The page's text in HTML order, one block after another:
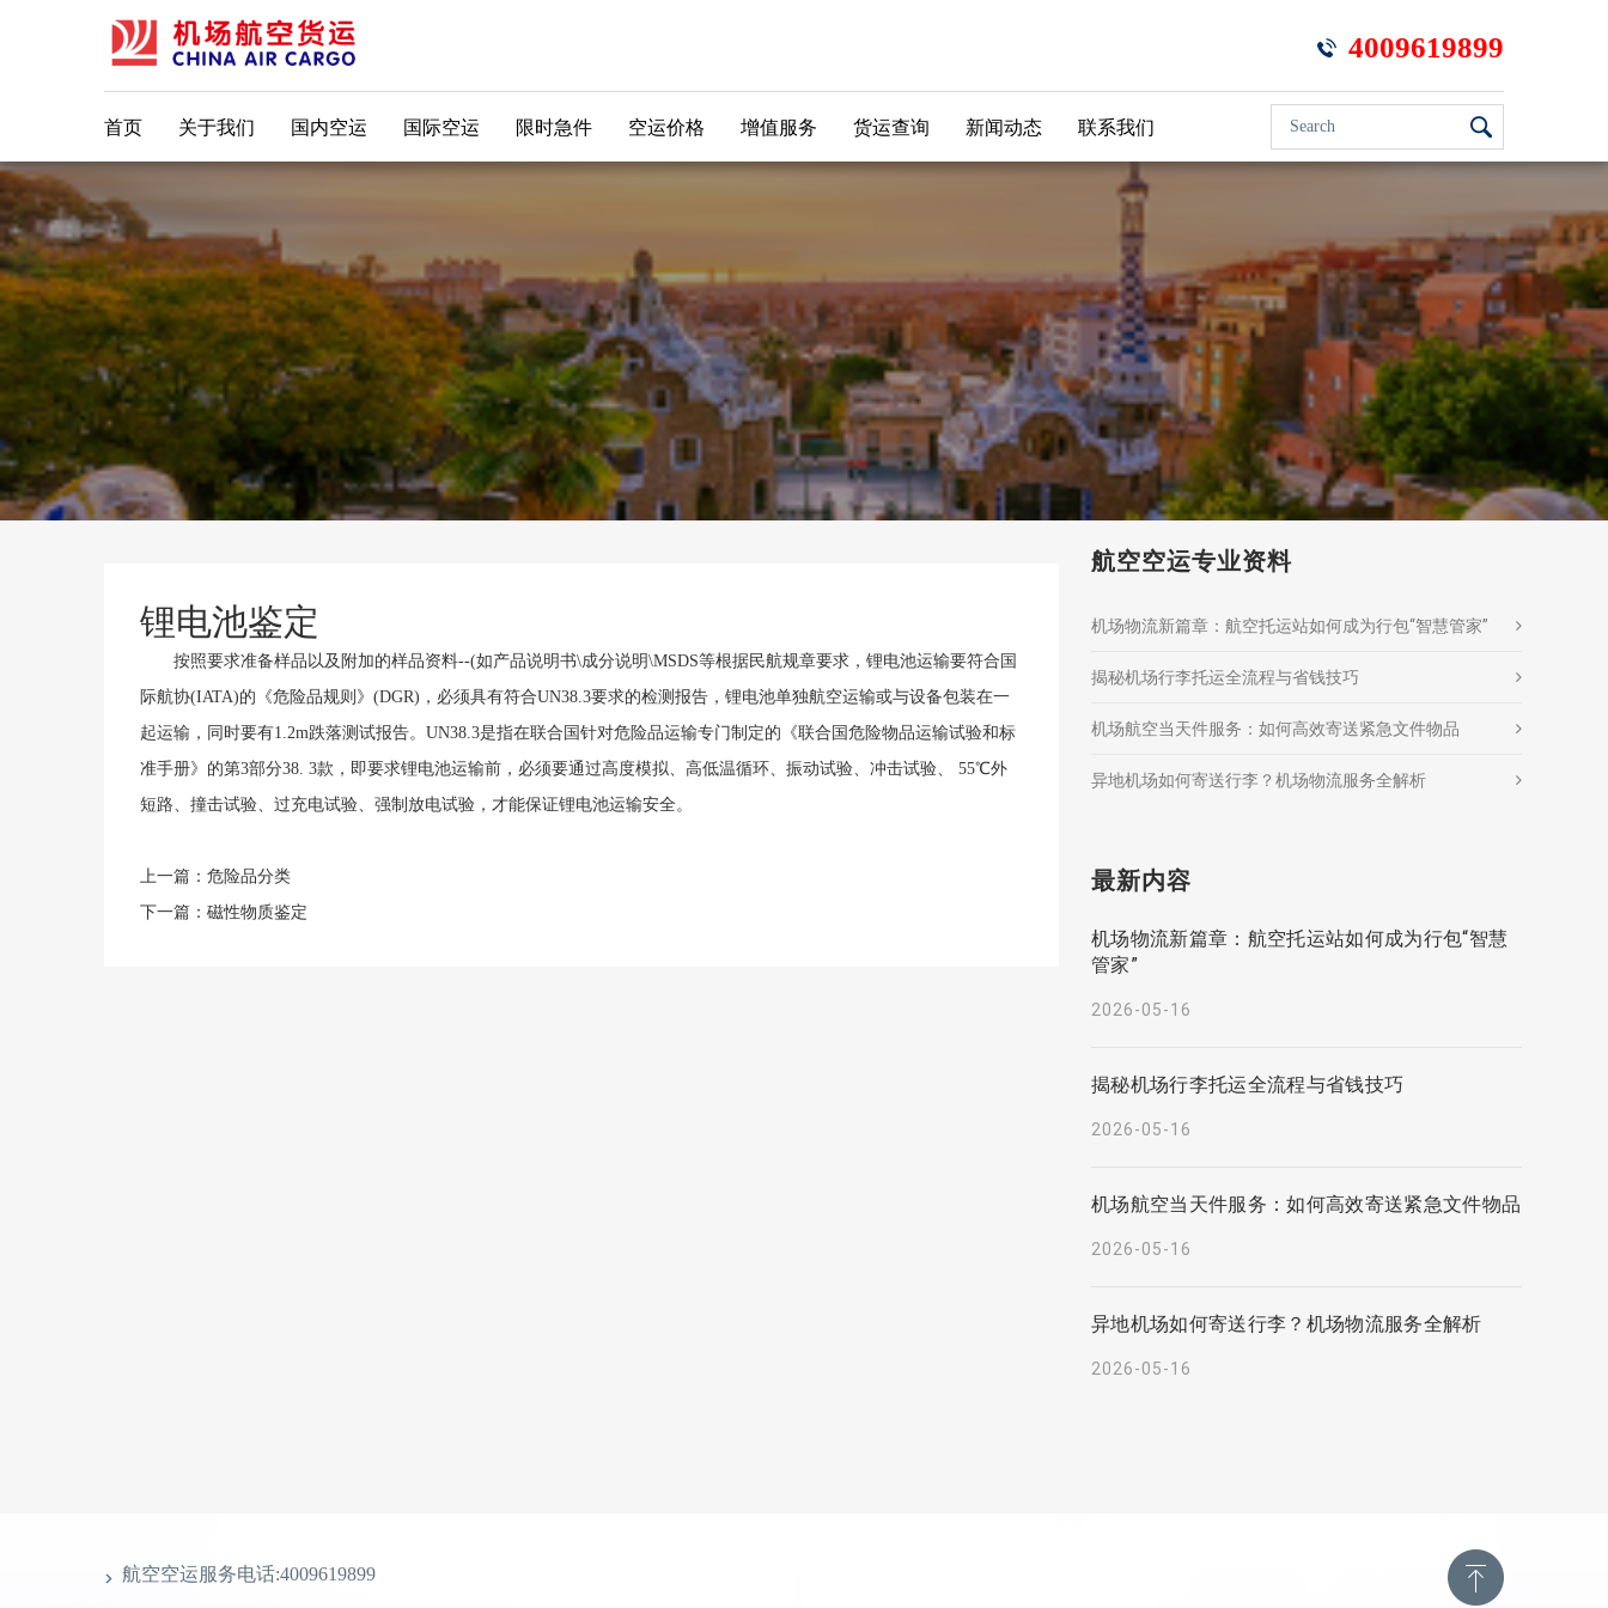
4009619899
首页 关于我们 国内空运 国际空运 限时急件 空运价格 增值服务 货运查询 新闻动态 联系我们
SEARCH
FORM
Search
锂电池鉴定
按照要求准备样品以及附加的样品资料--(如产品说明书\成分说明\MSDS等根据民航规章要求，锂电池运输要符合国
际航协(IATA)的《危险品规则》(DGR)，必须具有符合UN38.3要求的检测报告，锂电池单独航空运输或与设备包装在一
起运输，同时要有1.2m跌落测试报告。UN38.3是指在联合国针对危险品运输专门制定的《联合国危险物品运输试验和标
准手册》的第3部分38. 3款，即要求锂电池运输前，必须要通过高度模拟、高低温循环、振动试验、冲击试验、 55℃外
短路、撞击试验、过充电试验、强制放电试验，才能保证锂电池运输安全。
上一篇： 危险品分类
下一篇： 磁性物质鉴定
航空空运专业资料
机场物流新篇章：航空托运站如何成为行包“智慧管家”
揭秘机场行李托运全流程与省钱技巧
机场航空当天件服务：如何高效寄送紧急文件物品
异地机场如何寄送行李？机场物流服务全解析
最新内容
机场物流新篇章：航空托运站如何成为行包“智慧
管家”
2026-05-16
揭秘机场行李托运全流程与省钱技巧
2026-05-16
机场航空当天件服务：如何高效寄送紧急文件物品
2026-05-16
异地机场如何寄送行李？机场物流服务全解析
2026-05-16
航空空运服务电话:4009619899